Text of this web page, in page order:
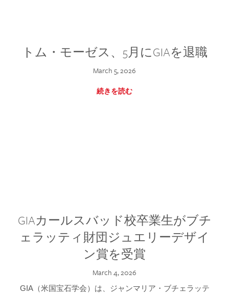
トム・モーゼス、5月にGIAを退職
March 5, 2026
続きを読む
GIAカールスバッド校卒業生がブチ
ェラッティ財団ジュエリーデザイ
ン賞を受賞
March 4, 2026
GIA（米国宝石学会）は、ジャンマリア・ブチェラッテ